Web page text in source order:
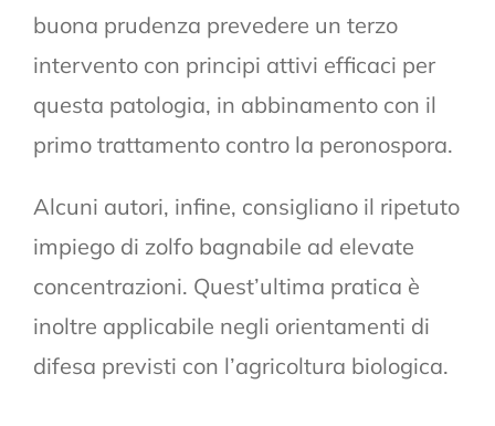
buona prudenza prevedere un terzo
intervento con principi attivi efficaci per
questa patologia, in abbinamento con il
primo trattamento contro la peronospora.
Alcuni autori, infine, consigliano il ripetuto
impiego di zolfo bagnabile ad elevate
concentrazioni. Quest’ultima pratica è
inoltre applicabile negli orientamenti di
difesa previsti con l’agricoltura biologica.